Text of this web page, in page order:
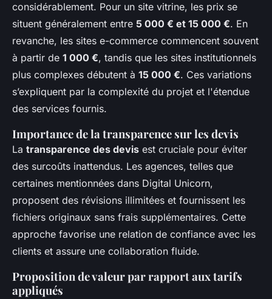
considérablement. Pour un site vitrine, les prix se
situent généralement entre 5 000 € et 15 000 €. En
revanche, les sites e-commerce commencent souvent
à partir de 1 000 €, tandis que les sites institutionnels
plus complexes débutent à 15 000 €. Ces variations
s’expliquent par la complexité du projet et l'étendue
des services fournis.
Importance de la transparence sur les devis
La transparence des devis est cruciale pour éviter
des surcoûts inattendus. Les agences, telles que
certaines mentionnées dans Digital Unicorn,
proposent des révisions illimitées et fournissent les
fichiers originaux sans frais supplémentaires. Cette
approche favorise une relation de confiance avec les
clients et assure une collaboration fluide.
Proposition de valeur par rapport aux tarifs
appliqués